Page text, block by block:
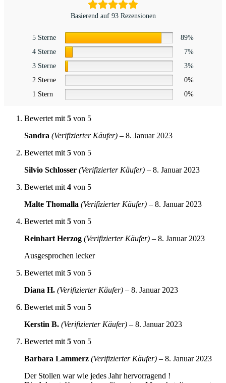
Basierend auf 93 Rezensionen
5 Sterne
89%
4 Sterne
7%
3 Sterne
3%
2 Sterne
0%
1 Stern
0%
Bewertet mit 5 von 5
Sandra (Verifizierter Käufer) – 8. Januar 2023
Bewertet mit 5 von 5
Silvio Schlosser (Verifizierter Käufer) – 8. Januar 2023
Bewertet mit 4 von 5
Malte Thomalla (Verifizierter Käufer) – 8. Januar 2023
Bewertet mit 5 von 5
Reinhart Herzog (Verifizierter Käufer) – 8. Januar 2023
Ausgesprochen lecker
Bewertet mit 5 von 5
Diana H. (Verifizierter Käufer) – 8. Januar 2023
Bewertet mit 5 von 5
Kerstin B. (Verifizierter Käufer) – 8. Januar 2023
Bewertet mit 5 von 5
Barbara Lammerz (Verifizierter Käufer) – 8. Januar 2023
Der Stollen war wie jedes Jahr hervorragend !